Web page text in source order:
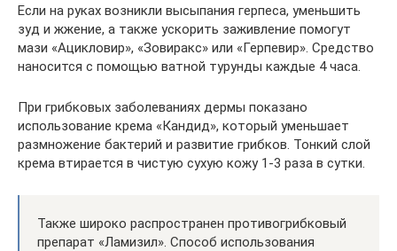
Если на руках возникли высыпания герпеса, уменьшить
зуд и жжение, а также ускорить заживление помогут
мази «Ацикловир», «Зовиракс» или «Герпевир». Средство
наносится с помощью ватной турунды каждые 4 часа.
При грибковых заболеваниях дермы показано
использование крема «Кандид», который уменьшает
размножение бактерий и развитие грибков. Тонкий слой
крема втирается в чистую сухую кожу 1-3 раза в сутки.
Также широко распространен противогрибковый
препарат «Ламизил». Способ использования